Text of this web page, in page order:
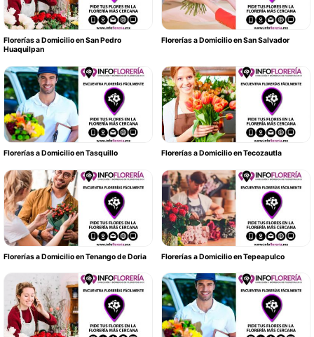
Florerías a Domicilio en San Pedro
Huaquilpan
Florerías a Domicilio en San Salvador
Florerías a Domicilio en Tasquillo Florerías a Domicilio en Tecozautla
Florerías a Domicilio en Tenango de Doria Florerías a Domicilio en Tepeapulco